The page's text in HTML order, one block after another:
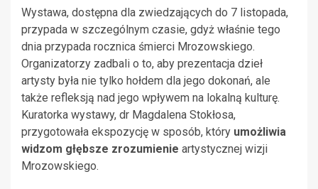
Wystawa, dostępna dla zwiedzających do 7 listopada,
przypada w szczególnym czasie, gdyż właśnie tego
dnia przypada rocznica śmierci Mrozowskiego.
Organizatorzy zadbali o to, aby prezentacja dzieł
artysty była nie tylko hołdem dla jego dokonań, ale
także refleksją nad jego wpływem na lokalną kulturę.
Kuratorka wystawy, dr Magdalena Stokłosa,
przygotowała ekspozycję w sposób, który umożliwia
widzom głębsze zrozumienie artystycznej wizji
Mrozowskiego.